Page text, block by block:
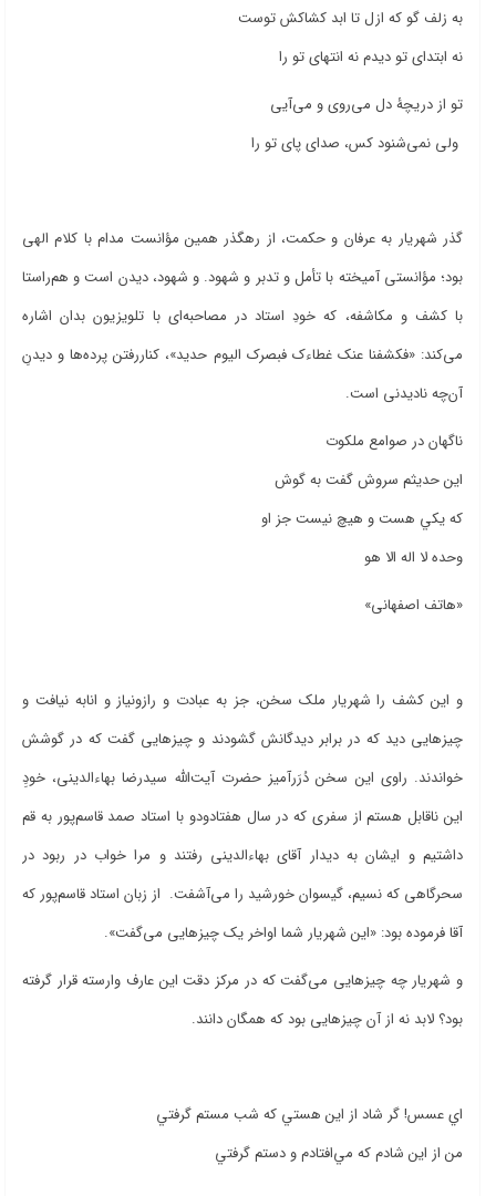
به زلف گو که ازل تا ابد کشاکش توست
نه ابتدای تو دیدم نه انتهای تو را
تو از دریچۀ دل می‌روی و می‌آیی
ولی نمی‌شنود کس، صدای پای تو را
گذر شهریار به عرفان و حکمت، از رهگذر همین مؤانست مدام با کلام الهی
بود؛ مؤانستی آمیخته با تأمل و تدبر و شهود. و شهود، دیدن است و هم‌راستا
با کشف و مکاشفه، که خودِ استاد در مصاحبه‌ای با تلویزیون بدان اشاره
می‌کند: «فکشفنا عنک غطاءک فبصرک الیوم حدید»، کناررفتن پرده‌ها و دیدنِ
آن‌چه نادیدنی است.
ناگهان در صوامع ملکوت
اين حديثم سروش گفت به گوش
که يکي هست و هيچ نيست جز او
وحده لا اله الا هو
«هاتف اصفهانی»
و این کشف را شهریار ملک سخن، جز به عبادت و رازونیاز و انابه نیافت و
چیزهایی دید که در برابر دیدگانش گشودند و چیزهایی گفت که در گوشش
خواندند. راوی این سخن دُرَرآمیز حضرت آیت‌الله سیدرضا بهاءالدینی، خودِِ
این ناقابل هستم از سفری که در سال هفتادودو با استاد صمد قاسم‌پور به قم
داشتیم و ایشان به دیدار آقای بهاءالدینی رفتند و مرا خواب در ربود در
سحرگاهی که نسیم، گیسوان خورشید را می‌آشفت. از زبان استاد قاسم‌پور که
آقا فرموده بود: «این شهریار شما اواخر یک چیزهایی می‌گفت».
و شهریار چه چیزهایی می‌گفت که در مرکز دقت این عارف وارسته قرار گرفته
بود؟ لابد نه از آن چیزهایی بود که همگان دانند.
اي عسس! گر شاد از اين هستي كه شب مستم گرفتي
من از اين شادم كه مي‌افتادم و دستم گرفتي